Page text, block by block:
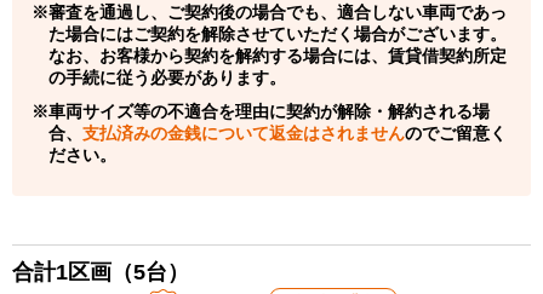
審査を通過し、ご契約後の場合でも、適合しない車両であっ
た場合にはご契約を解除させていただく場合がございます。
なお、お客様から契約を解約する場合には、賃貸借契約所定
の手続に従う必要があります。
車両サイズ等の不適合を理由に契約が解除・解約される場
合、 支払済みの金銭について返金はされませんのでご留意く
ださい。
合計1区画（5台）